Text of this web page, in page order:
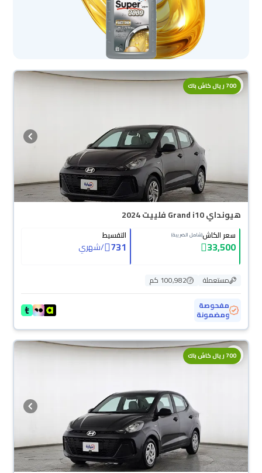
700 ريال كاش باك
هيونداي Grand i10 فلييت 2024
سعر الكاش(شامل الضريبة)
33,500
التقسيط
731
/شهري
مستعملة
100,982 كم
مفحوصة
ومضمونة
700 ريال كاش باك